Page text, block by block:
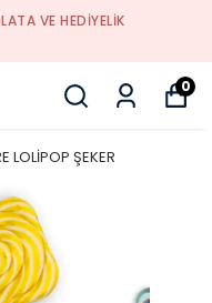
VE HEDIYELIK
0
LOLİPOP ŞEKER